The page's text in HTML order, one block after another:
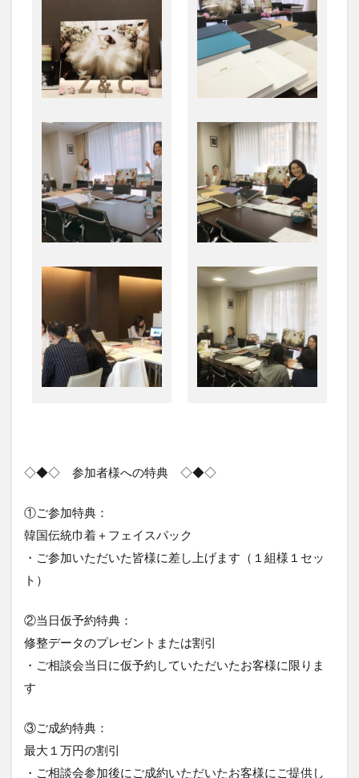
◇◆◇ 参加者様への特典 ◇◆◇
①ご参加特典：
韓国伝統巾着＋フェイスパック
・ご参加いただいた皆様に差し上げます（１組様１セッ
ト）
②当日仮予約特典：
修整データのプレゼントまたは割引
・ご相談会当日に仮予約していただいたお客様に限りま
す
③ご成約特典：
最大１万円の割引
・ご相談会参加後にご成約いただいたお客様にご提供し